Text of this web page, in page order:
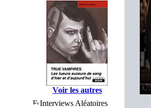
Voir les autres
Interviews Aléatoires